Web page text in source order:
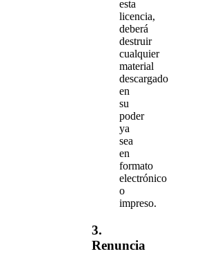
esta
licencia,
deberá
destruir
cualquier
material
descargado
en
su
poder
ya
sea
en
formato
electrónico
o
impreso.
3.
Renuncia